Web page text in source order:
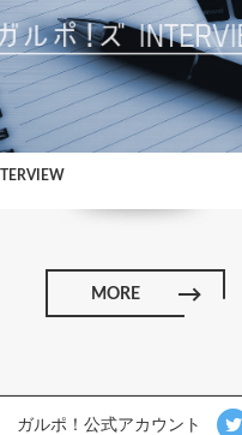
MORE
ガルポ！公式アカウント